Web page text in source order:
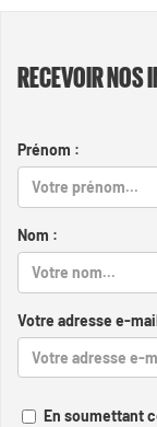
RECEVOIR NOS
Prénom :
Nom :
Votre adresse e-
En soumettant